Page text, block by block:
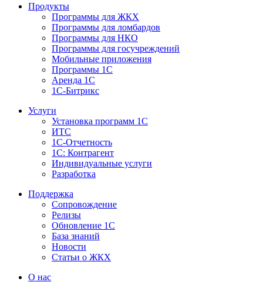
Продукты
Программы для ЖКХ
Программы для ломбардов
Программы для НКО
Программы для госучреждений
Мобильные приложения
Программы 1С
Аренда 1С
1С-Битрикс
Услуги
Установка программ 1С
ИТС
1С-Отчетность
1С: Контрагент
Индивидуальные услуги
Разработка
Поддержка
Сопровождение
Релизы
Обновление 1С
База знаний
Новости
Статьи о ЖКХ
О нас